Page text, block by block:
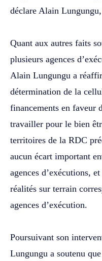
déclare Alain
‎Quant aux autres faits
plusieurs agences
Alain Lungungu a
détermination de la
financements en faveur
travailler pour le bien
territoires de la RDC
aucun écart important
agences d’exécutions,
réalités sur terrain
agences d’exécution.
‎Poursuivant son
Lungungu a soutenu